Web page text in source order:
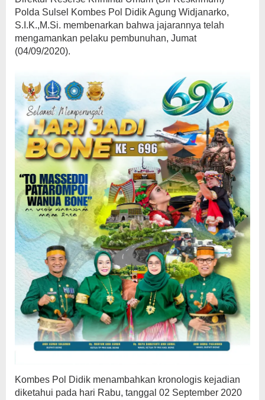
Polda Sulsel Kombes Pol Didik Agung Widjanarko,
S.I.K.,M.Si. membenarkan bahwa jajarannya telah
mengamankan pelaku pembunuhan, Jumat
(04/09/2020).
Kombes Pol Didik menambahkan kronologis kejadian
diketahui pada hari Rabu, tanggal 02 September 2020